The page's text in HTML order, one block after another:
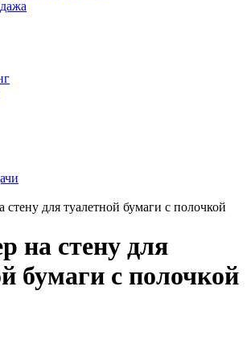
стену для туалетной бумаги с полочкой
на стену для
бумаги с полочкой